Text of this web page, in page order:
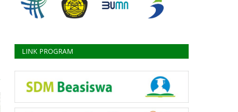
LINK PROGRAM